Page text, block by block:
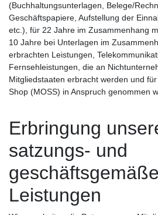
(Buchhaltungsunterlagen, Belege/
Geschäftspapiere, Aufstellung der
etc.), für 22 Jahre im Zusammenhang
10 Jahre bei Unterlagen im
erbrachten Leistungen,
Fernsehleistungen, die an
Mitgliedstaaten erbracht werden und
Shop (MOSS) in Anspruch genommen
Erbringung
satzungs- und
Leistungen